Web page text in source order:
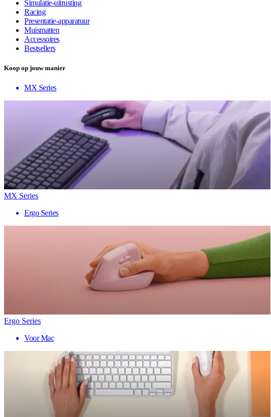
Simulatie-uitrusting
Racing
Presentatie-apparatuur
Muismatten
Accessoires
Bestsellers
Koop op jouw manier
MX Series
MX Series
Ergo Series
Ergo Series
Voor Mac